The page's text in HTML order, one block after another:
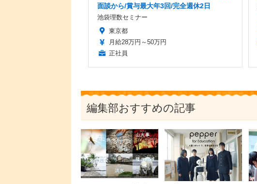
面談から/賞与最大年3回/完全週休2日
池袋理数セミナー
東京都
月給28万円～50万円
正社員
編集部おすすめの記事